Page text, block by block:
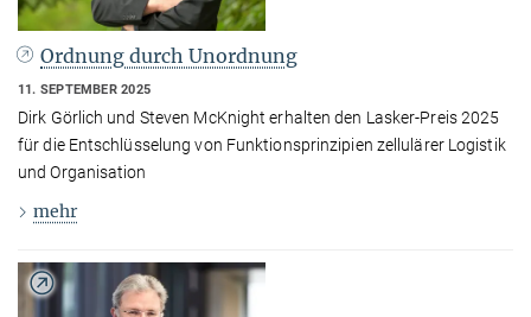
Ordnung durch Unordnung
11. SEPTEMBER 2025
Dirk Görlich und Steven McKnight erhalten den Lasker-Preis 2025
für die Entschlüsselung von Funktionsprinzipien zellulärer Logistik
und Organisation
mehr